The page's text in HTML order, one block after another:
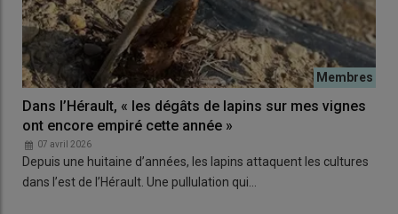
Dans l’Hérault, « les dégâts de lapins sur mes vignes
ont encore empiré cette année »
07 avril 2026
Depuis une huitaine d’années, les lapins attaquent les cultures
dans l’est de l’Hérault. Une pullulation qui…